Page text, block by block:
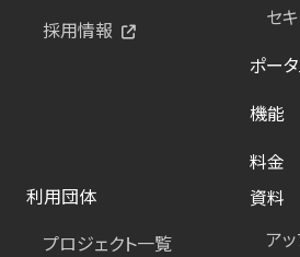
採用情報
セ
ポー
機能
料金
利用団体
プロジェクト一覧
資料
ア